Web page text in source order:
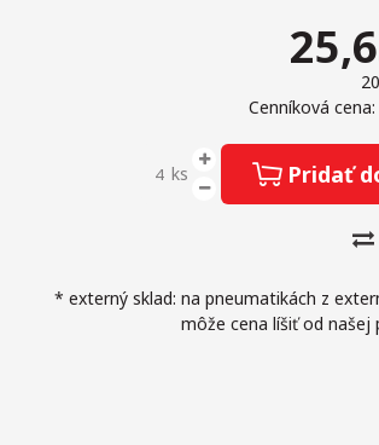
Cenníková
ks Pridať
* externý sklad: na pneumatikách z
môže cena líšiť od našej